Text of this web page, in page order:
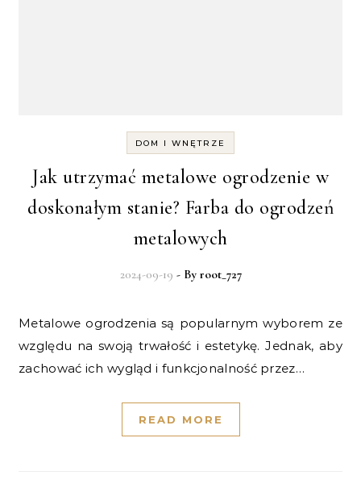
DOM I WNĘTRZE
Jak utrzymać metalowe ogrodzenie w
doskonałym stanie? Farba do ogrodzeń
metalowych
2024-09-19 - By root_727
Metalowe ogrodzenia są popularnym wyborem ze
względu na swoją trwałość i estetykę. Jednak, aby
zachować ich wygląd i funkcjonalność przez…
READ MORE